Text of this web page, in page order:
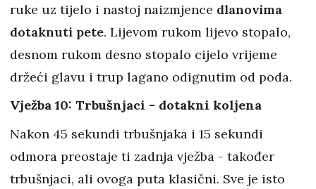
ruke uz tijelo i nastoj naizmjence dlanovima
dotaknuti pete. Lijevom rukom lijevo stopalo,
desnom rukom desno stopalo cijelo vrijeme
držeći glavu i trup lagano odignutim od poda.
Vježba 10: Trbušnjaci - dotakni koljena
Nakon 45 sekundi trbušnjaka i 15 sekundi
odmora preostaje ti zadnja vježba - također
trbušnjaci, ali ovoga puta klasični. Sve je isto